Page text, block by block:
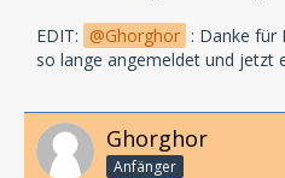
EDIT: Ghorghor : Danke für
so lange angemeldet und jetzt
Ghorghor
Anfänger